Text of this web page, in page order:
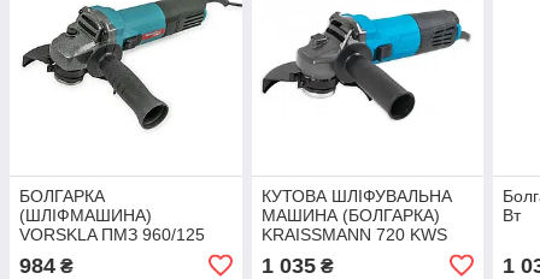
БОЛГАРКА
(ШЛІФМАШИНА)
VORSKLA ПМЗ 960/125
984 ₴
КУТОВА ШЛІФУВАЛЬНА
МАШИНА (БОЛГАРКА)
KRAISSMANN 720 KWS
1 035₴
Вт
1